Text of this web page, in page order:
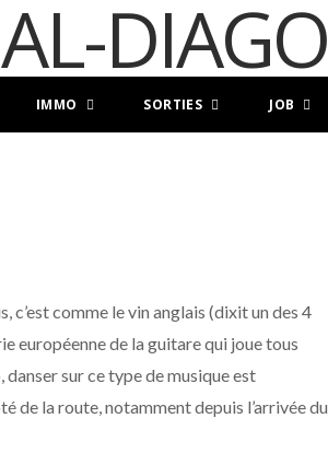
IMMO SORTIES JOB
c’est comme le vin anglais (dixit un des 4
européenne de la guitare qui joue tous
sur ce type de musique est
de la route, notamment depuis l’arrivée du